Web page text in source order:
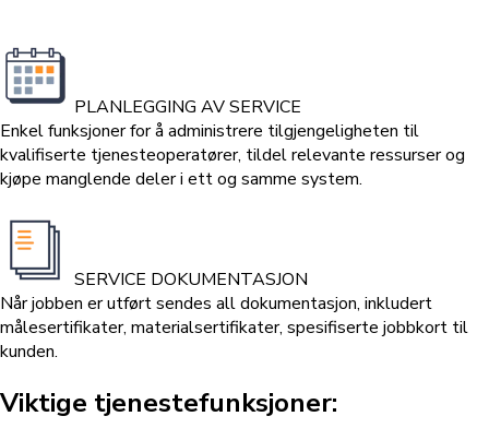
PLANLEGGING AV SERVICE
Enkel funksjoner for å administrere tilgjengeligheten til
kvalifiserte tjenesteoperatører, tildel relevante ressurser og
kjøpe manglende deler i ett og samme system.
SERVICE DOKUMENTASJON
Når jobben er utført sendes all dokumentasjon, inkludert
målesertifikater, materialsertifikater, spesifiserte jobbkort til
kunden.
Viktige tjenestefunksjoner: